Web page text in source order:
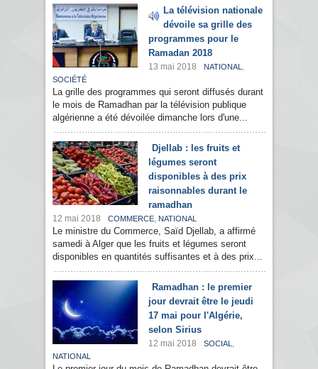
La télévision nationale
dévoile sa grille des
programmes pour le
Ramadan 2018
13 mai 2018 NATIONAL ,
SOCIÉTÉ
La grille des programmes qui seront diffusés durant
le mois de Ramadhan par la télévision publique
algérienne a été dévoilée dimanche lors d'une...
Djellab : les fruits et
légumes seront
disponibles à des prix
raisonnables durant le
ramadhan
12 mai 2018 COMMERCE, NATIONAL
Le ministre du Commerce, Saïd Djellab, a affirmé
samedi à Alger que les fruits et légumes seront
disponibles en quantités suffisantes et à des prix...
Ramadhan : le premier
jour devrait être le jeudi
17 mai pour l'Algérie,
selon Sirius
12 mai 2018 SOCIAL ,
NATIONAL